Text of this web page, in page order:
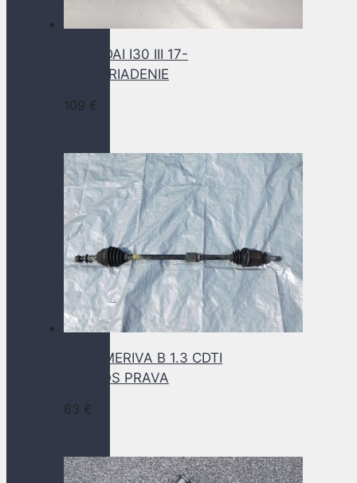
HYUNDAI I30 III 17-
SERVORIADENIE
109 €
OPEL MERIVA B 1.3 CDTI
POLOOS PRAVA
63 €